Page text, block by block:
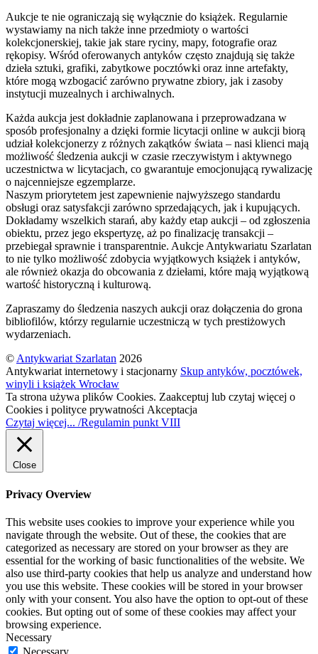
Aukcje te nie ograniczają się wyłącznie do książek. Regularnie
wystawiamy na nich także inne przedmioty o wartości
kolekcjonerskiej, takie jak stare ryciny, mapy, fotografie oraz
rękopisy. Wśród oferowanych antyków często znajdują się także
dzieła sztuki, grafiki, zabytkowe pocztówki oraz inne artefakty,
które mogą wzbogacić zarówno prywatne zbiory, jak i zasoby
instytucji muzealnych i archiwalnych.
Każda aukcja jest dokładnie zaplanowana i przeprowadzana w
sposób profesjonalny a dzięki formie licytacji online w aukcji biorą
udział kolekcjonerzy z różnych zakątków świata – nasi klienci mają
możliwość śledzenia aukcji w czasie rzeczywistym i aktywnego
uczestnictwa w licytacjach, co gwarantuje emocjonującą rywalizację
o najcenniejsze egzemplarze.
Naszym priorytetem jest zapewnienie najwyższego standardu
obsługi oraz satysfakcji zarówno sprzedających, jak i kupujących.
Dokładamy wszelkich starań, aby każdy etap aukcji – od zgłoszenia
obiektu, przez jego ekspertyzę, aż po finalizację transakcji –
przebiegał sprawnie i transparentnie. Aukcje Antykwariatu Szarlatan
to nie tylko możliwość zdobycia wyjątkowych książek i antyków,
ale również okazja do obcowania z dziełami, które mają wyjątkową
wartość historyczną i kulturową.
Zapraszamy do śledzenia naszych aukcji oraz dołączenia do grona
bibliofilów, którzy regularnie uczestniczą w tych prestiżowych
wydarzeniach.
© Antykwariat Szarlatan 2026
Antykwariat internetowy i stacjonarny Skup antyków, pocztówek,
winyli i książek Wrocław
Ta strona używa plików Cookies. Zaakceptuj lub czytaj więcej o
Cookies i polityce prywatności Akceptacja
Czytaj więcej... /Regulamin punkt VIII
Close
Privacy Overview
This website uses cookies to improve your experience while you
navigate through the website. Out of these, the cookies that are
categorized as necessary are stored on your browser as they are
essential for the working of basic functionalities of the website. We
also use third-party cookies that help us analyze and understand how
you use this website. These cookies will be stored in your browser
only with your consent. You also have the option to opt-out of these
cookies. But opting out of some of these cookies may affect your
browsing experience.
Necessary
Necessary